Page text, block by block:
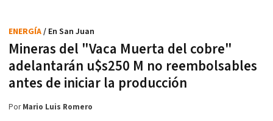
Mineras del "Vaca Muerta del cobre"
adelantarán u$s250 M no reembolsables
antes de iniciar la producción
ENERGÍA/ En San Juan
PorMario Luis Romero